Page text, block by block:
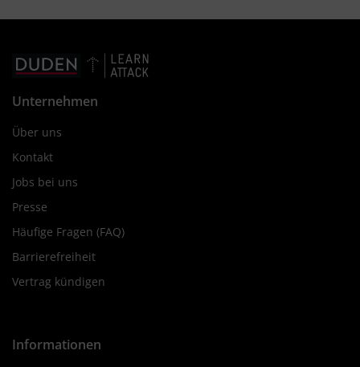
Unternehmen
Über uns
Kontakt
Jobs bei uns
Presse
Häufige Fragen (FAQ)
Barrierefreiheit
Vertrag kündigen
Informationen